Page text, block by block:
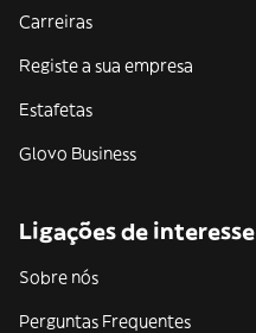
Carreiras
Registe a sua empresa
Estafetas
Glovo Business
Ligações de interesse
Sobre nós
Perguntas Frequentes